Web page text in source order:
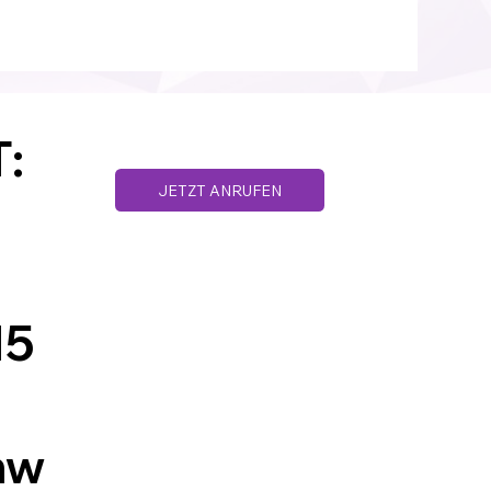
JETZT ANRUFEN